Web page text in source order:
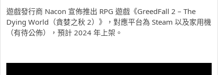
遊戲發行商 Nacon 宣佈推出 RPG 遊戲《GreedFall 2 – The
Dying World（貪婪之秋 2）》，對應平台為 Steam 以及家用機
（有待公佈），預計 2024 年上架。